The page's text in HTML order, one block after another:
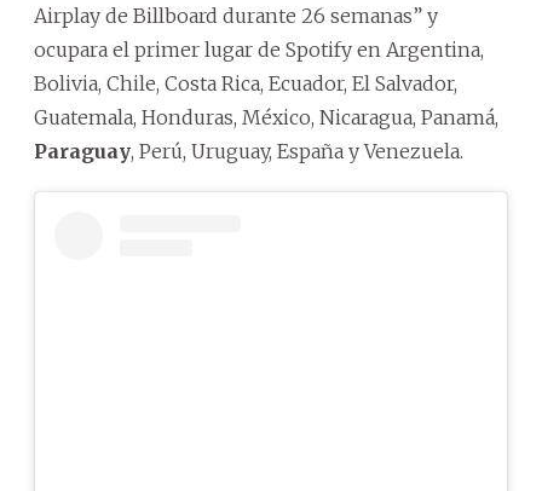
Airplay de Billboard durante 26 semanas” y
ocupara el primer lugar de Spotify en Argentina,
Bolivia, Chile, Costa Rica, Ecuador, El Salvador,
Guatemala, Honduras, México, Nicaragua, Panamá,
Paraguay, Perú, Uruguay, España y Venezuela.